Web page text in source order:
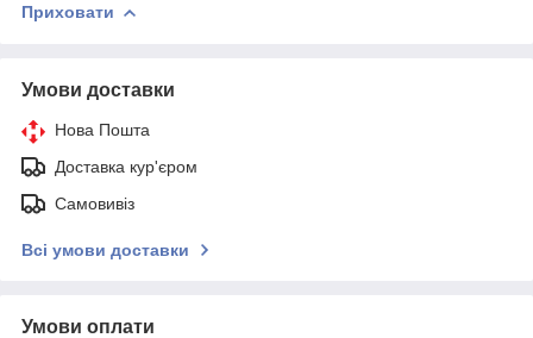
Приховати
Умови доставки
Нова Пошта
Доставка кур'єром
Самовивіз
Всі умови доставки
Умови оплати